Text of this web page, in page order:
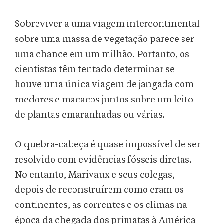
Sobreviver a uma viagem intercontinental
sobre uma massa de vegetação parece ser
uma chance em um milhão. Portanto, os
cientistas têm tentado determinar se
houve uma única viagem de jangada com
roedores e macacos juntos sobre um leito
de plantas emaranhadas ou várias.
O quebra-cabeça é quase impossível de ser
resolvido com evidências fósseis diretas.
No entanto, Marivaux e seus colegas,
depois de reconstruírem como eram os
continentes, as correntes e os climas na
época da chegada dos primatas à América